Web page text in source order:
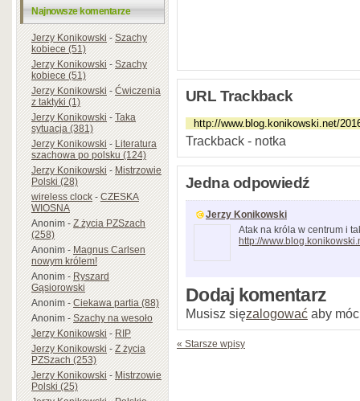
Najnowsze komentarze
Jerzy Konikowski-Szachy
kobiece (51)
Jerzy Konikowski-Szachy
kobiece (51)
Jerzy Konikowski-Ćwiczenia
z taktyki (1)
Jerzy Konikowski-Taka
sytuacja (381)
Jerzy Konikowski-Literatura
szachowa po polsku (124)
Jerzy Konikowski-Mistrzowie
Polski (28)
wireless clock-CZESKA
WIOSNA
Anonim-Z życia PZSzach
(258)
Anonim-Magnus Carlsen
nowym królem!
Anonim-Ryszard
Gąsiorowski
Anonim-Ciekawa partia (88)
Anonim-Szachy na wesoło
Jerzy Konikowski-RIP
Jerzy Konikowski-Z życia
PZSzach (253)
Jerzy Konikowski-Mistrzowie
Polski (25)
URL Trackback
Trackback - notka
Jedna odpowiedź
Jerzy Konikowski
Atak na króla w centrum i
http://
Dodaj komentarz
Musisz sięzalogować aby
« Starsze wpisy